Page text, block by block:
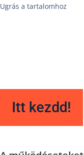
Ugrás a tartalomhoz
Itt kezdd!